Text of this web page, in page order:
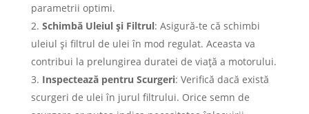
parametrii optimi.
Schimbă Uleiul și Filtrul: Asigură-te că schimbi
uleiul și filtrul de ulei în mod regulat. Aceasta va
contribui la prelungirea duratei de viață a motorului.
Inspectează pentru Scurgeri: Verifică dacă există
scurgeri de ulei în jurul filtrului. Orice semn de